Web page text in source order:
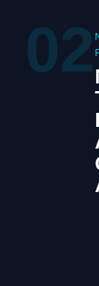
02